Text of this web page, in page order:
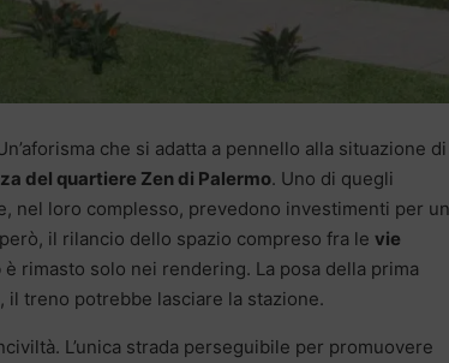
che si adatta a pennello alla situazione di
del quartiere Zen di Palermo. Uno di quegli
nel loro complesso, prevedono investimenti per un
il rilancio dello spazio compreso fra le vie
è rimasto solo nei rendering. La posa della prima
il treno potrebbe lasciare la stazione.
L’unica strada perseguibile per promuovere